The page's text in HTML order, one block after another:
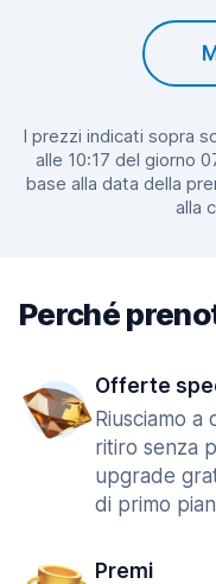
I prezzi indicati sopra
alle 10:17 del giorno
base alla data della
alla
Perché
Offerte
Riusciamo
ritiro senza
upgrade
di primo
Premi